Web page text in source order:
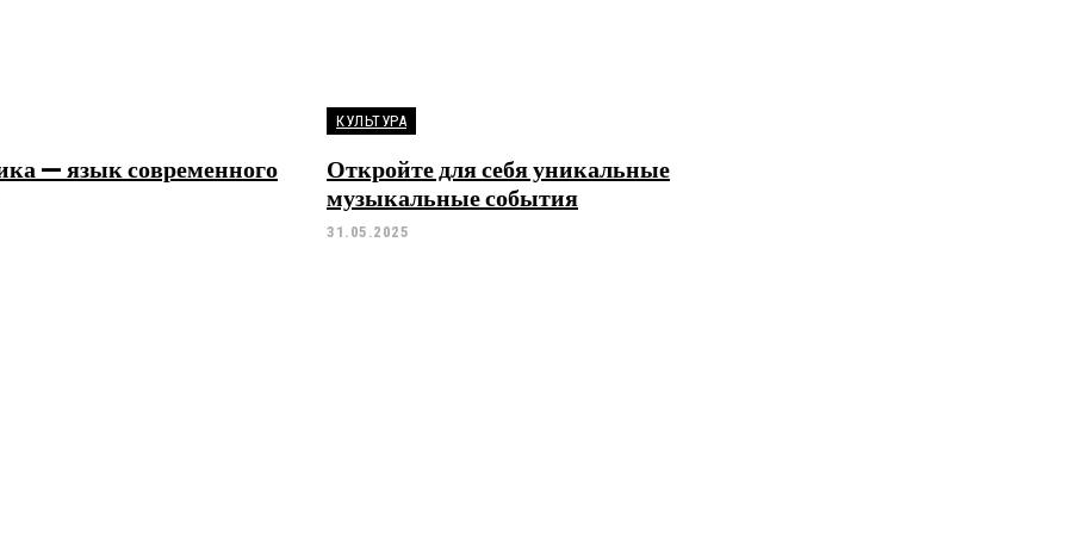
— язык современного
КУЛЬТУРА
Откройте для себя уникальные
музыкальные события
31.05.2025